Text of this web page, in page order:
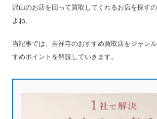
沢山のお店を回って買取してくれるお店を探す
よね。
当記事では、吉祥寺のおすすめ買取店をジャン
すめポイントを解説していきます。